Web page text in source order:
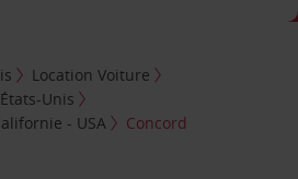
Location Voiture
États-Unis
- USA
Concord